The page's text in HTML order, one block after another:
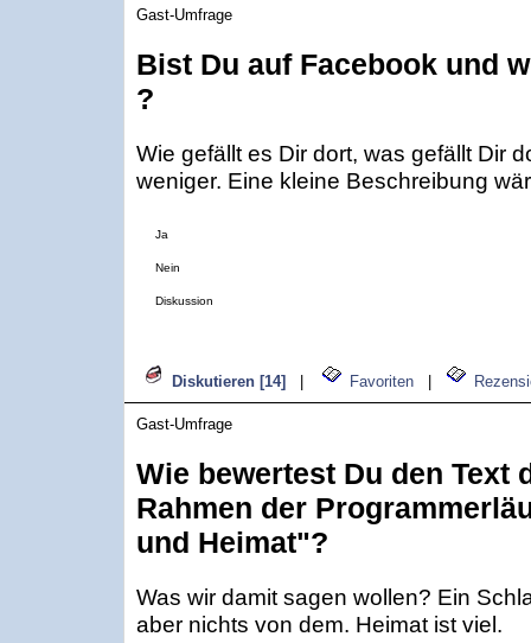
Gast-Umfrage
Bist Du auf Facebook und
?
Wie gefällt es Dir dort, was gefällt Dir
weniger. Eine kleine Beschreibung
Ja
Nein
Diskussion
Diskutieren [14] Favoriten
Gast-Umfrage
Wie bewertest Du den Text
Rahmen der
und Heimat"?
Was wir damit sagen wollen? Ein
aber nichts von dem. Heimat ist viel.